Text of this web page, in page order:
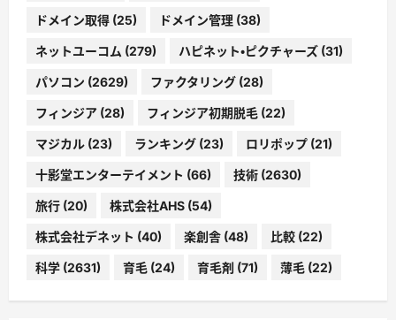
ドメイン取得 (25) ドメイン管理 (38)
ネットユーコム (279) ハピネット・ピクチャーズ (31)
パソコン (2629) ファクタリング (28)
フィンジア (28) フィンジア初期脱毛 (22)
マジカル (23) ランキング (23) ロリポップ (21)
十影堂エンターテイメント (66) 技術 (2630)
旅行 (20) 株式会社AHS (54)
株式会社デネット (40) 楽創舎 (48) 比較 (22)
科学 (2631) 育毛 (24) 育毛剤 (71) 薄毛 (22)